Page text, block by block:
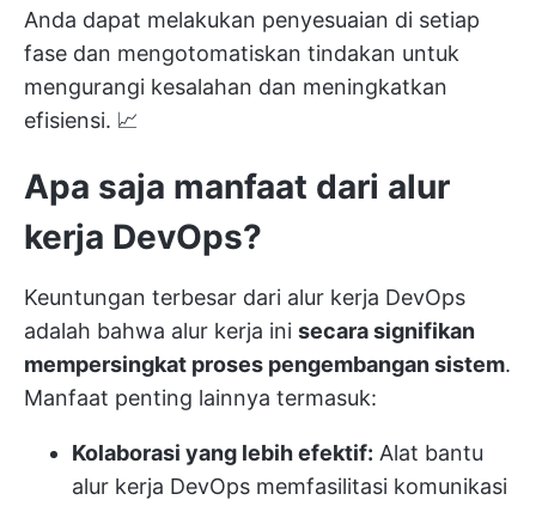
Anda dapat melakukan penyesuaian di setiap
fase dan mengotomatiskan tindakan untuk
mengurangi kesalahan dan meningkatkan
efisiensi. 📈
Apa saja manfaat dari alur
kerja DevOps?
Keuntungan terbesar dari alur kerja DevOps
adalah bahwa alur kerja ini secara signifikan
mempersingkat proses pengembangan sistem.
Manfaat penting lainnya termasuk:
Kolaborasi yang lebih efektif: Alat bantu
alur kerja DevOps memfasilitasi komunikasi